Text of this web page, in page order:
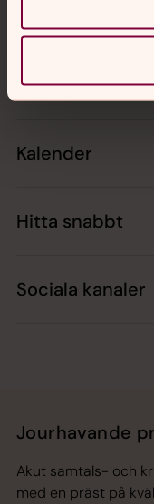
Kontakt
Kalender
Hitta snabbt
Sociala kanaler
Jourhavande
Akut samtals- och
med en präst på